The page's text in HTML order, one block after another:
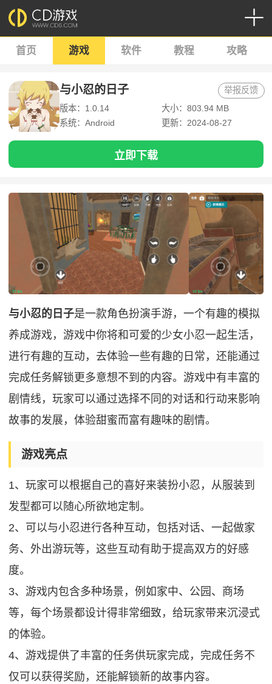
首页 游戏 软件 教程 攻略
与小忍的日子
版本：1.0.14
大小：803.94 MB
系统：Android
更新：2024-08-27
举报反馈
立即下载
与小忍的日子是一款角色扮演手游，一个有趣的模拟
养成游戏，游戏中你将和可爱的少女小忍一起生活，
进行有趣的互动，去体验一些有趣的日常，还能通过
完成任务解锁更多意想不到的内容。游戏中有丰富的
剧情线，玩家可以通过选择不同的对话和行动来影响
故事的发展，体验甜蜜而富有趣味的剧情。
游戏亮点
1、玩家可以根据自己的喜好来装扮小忍，从服装到
发型都可以随心所欲地定制。
2、可以与小忍进行各种互动，包括对话、一起做家
务、外出游玩等，这些互动有助于提高双方的好感
度。
3、游戏内包含多种场景，例如家中、公园、商场
等，每个场景都设计得非常细致，给玩家带来沉浸式
的体验。
4、游戏提供了丰富的任务供玩家完成，完成任务不
仅可以获得奖励，还能解锁新的故事内容。